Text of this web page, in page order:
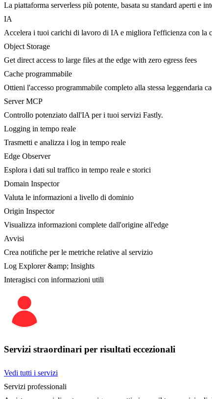
La piattaforma serverless più potente, basata su standard aperti e
IA
Accelera i tuoi carichi di lavoro di IA e migliora l'efficienza con la
Object Storage
Get direct access to large files at the edge with zero egress fees
Cache programmabile
Ottieni l'accesso programmabile completo alla stessa leggendaria
Server MCP
Controllo potenziato dall'IA per i tuoi servizi Fastly.
Logging in tempo reale
Trasmetti e analizza i log in tempo reale
Edge Observer
Esplora i dati sul traffico in tempo reale e storici
Domain Inspector
Valuta le informazioni a livello di dominio
Origin Inspector
Visualizza informazioni complete dall'origine all'edge
Avvisi
Crea notifiche per le metriche relative al servizio
Log Explorer &amp; Insights
Interagisci con informazioni utili
Servizi straordinari per risultati eccezionali
Vedi tutti i servizi
Servizi professionali